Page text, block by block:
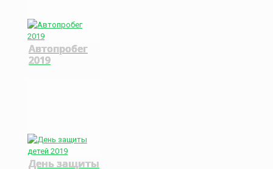
Автопробег
2019
День защиты